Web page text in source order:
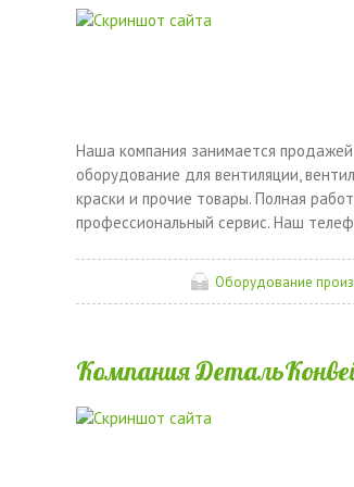
Наша компания занимается продажей
оборудование для вентиляции,
краски и прочие товары. Полная
профессиональный сервис. Наш
Оборудование
Компания